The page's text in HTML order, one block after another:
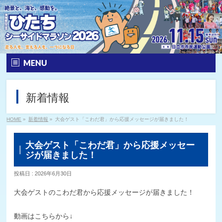
MENU
大会の特徴
公式ロゴ
コース
参加賞等
新着情報
HOME » 新着情報 » 大会ゲスト「こわだ君」から応援メッセージが届きました！
大会ゲスト「こわだ君」から応援メッセー
ジが届きました！
投稿日 : 2026年6月30日
大会ゲストのこわだ君から応援メッセージが届きました！
動画はこちらから↓